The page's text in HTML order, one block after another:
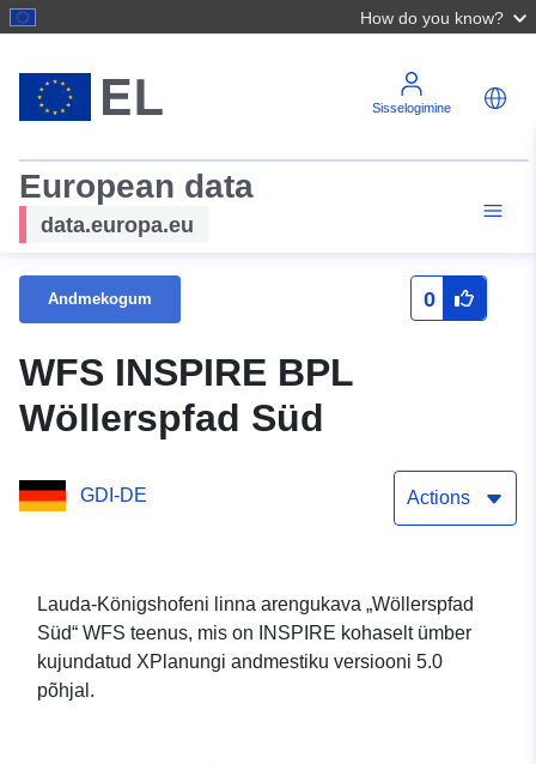
How do you know?
Sisselogimine
European data
data.europa.eu
Andmekogum 0
WFS INSPIRE BPL
Wöllerspfad Süd
GDI-DE Actions
Lauda-Königshofeni linna arengukava „Wöllerspfad
Süd“ WFS teenus, mis on INSPIRE kohaselt ümber
kujundatud XPlanungi andmestiku versiooni 5.0
põhjal.